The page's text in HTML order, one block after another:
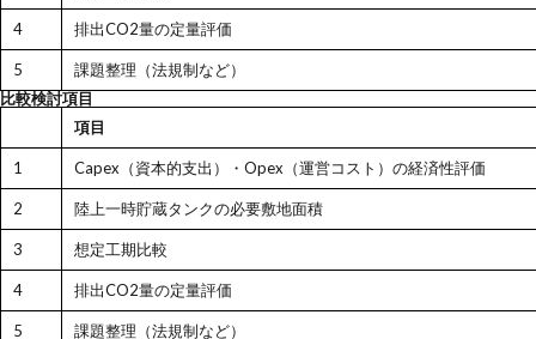
4 排出CO2量の定量評価
5
課題整理（法規制など）
比較検討項目
項目
1 Capex（資本的支出）・Opex（運営コスト）の経済性評価
2 陸上一時貯蔵タンクの必要敷地面積
3 想定工期比較
4 排出CO2量の定量評価
5
課題整理（法規制など）